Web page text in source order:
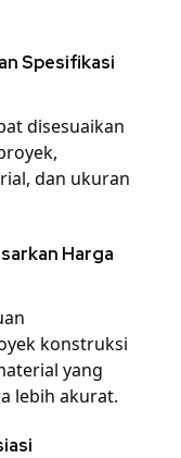
Spesifikasi
disesuaikan
dan ukuran
Harga
konstruksi
yang
lebih akurat.